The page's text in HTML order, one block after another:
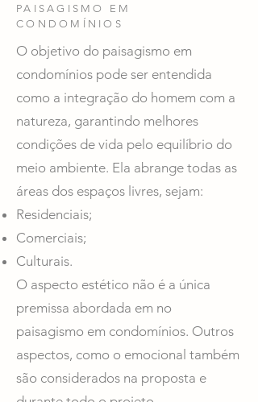
PAISAGISMO EM
CONDOMÍNIOS
O objetivo do paisagismo em
condomínios pode ser entendida
como a integração do homem com a
natureza, garantindo melhores
condições de vida pelo equilíbrio do
meio ambiente. Ela abrange todas as
áreas dos espaços livres, sejam:
Residenciais;
Comerciais;
Culturais.
O aspecto estético não é a única
premissa abordada em no
paisagismo em condomínios. Outros
aspectos, como o emocional também
são considerados na proposta e